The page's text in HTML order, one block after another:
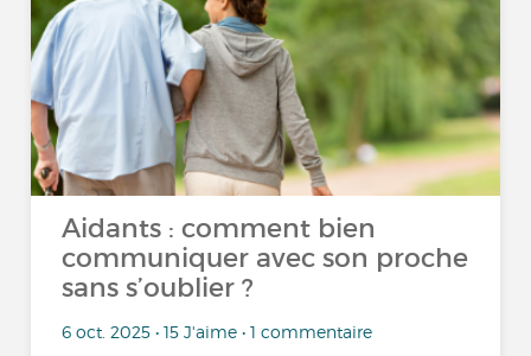
Aidants : comment bien
communiquer avec son proche
sans s’oublier ?
6 oct. 2025 • 15 J'aime • 1 commentaire